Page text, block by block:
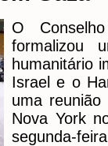
O
formalizou
humanitário
Israel e o
uma reunião
Nova York
segunda-